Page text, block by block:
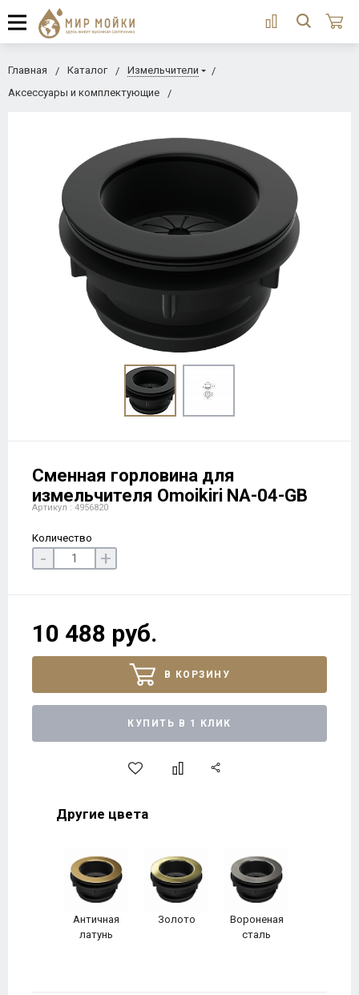
Главная Каталог
Измельчители
Аксессуары и комплектующие
Cменная горловина для
измельчителя Omoikiri NA-04-GB
Артикул : 4956820
Количество
- +
10 488 руб.
В КОРЗИНУ
КУПИТЬ В 1 КЛИК
Другие цвета
Античная
латунь
Золото
Вороненая
сталь